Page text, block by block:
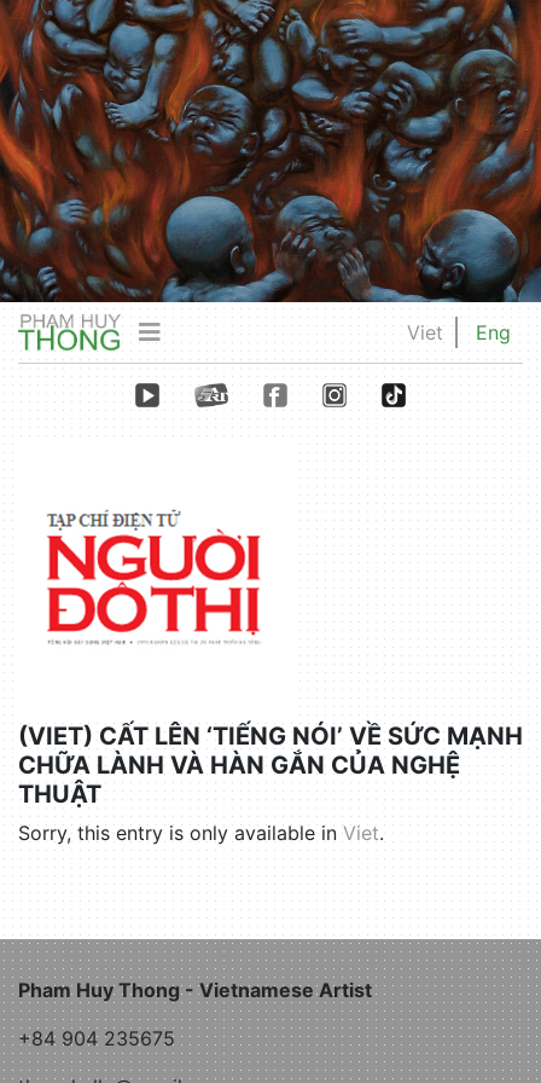
Viet Eng
(VIET) CẤT LÊN ‘TIẾNG NÓI’ VỀ SỨC MẠNH
CHỮA LÀNH VÀ HÀN GẮN CỦA NGHỆ
THUẬT
Sorry, this entry is only available inViet.
Pham Huy Thong - Vietnamese Artist
+84 904 235675